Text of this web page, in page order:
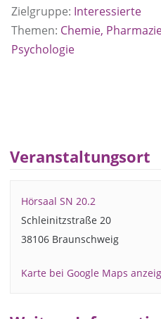
Zielgruppe: Interessierte
Themen: Chemie,
Psychologie
Veranstaltungsort
Hörsaal SN 20.2
Schleinitzstraße 20
38106 Braunschweig
Karte bei Google Maps